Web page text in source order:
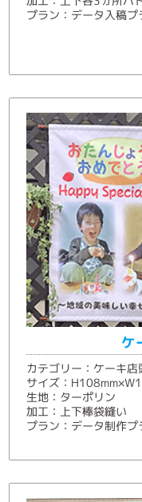
プラン：データ入稿プ
ケ
カテゴリー：ケーキ店
サイズ：
生地：ターポリン
加工：上下棒袋縫い
プラン：データ制作プ